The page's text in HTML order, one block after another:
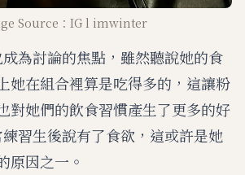
Source：IG l imwinter
為討論的焦點，雖然聽說她的食
她在組合裡算是吃得多的，這讓粉
對她們的飲食習慣產生了更多的好
習生後說有了食欲，這或許是她
原因之一。